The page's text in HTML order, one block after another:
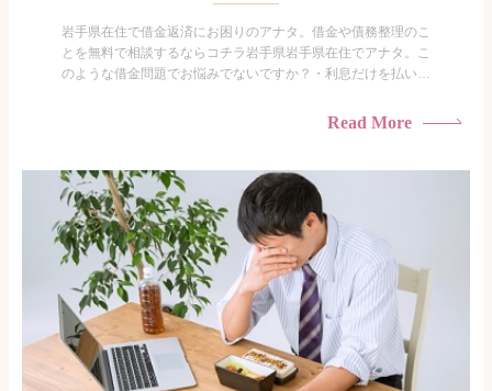
岩手県在住で借金返済にお困りのアナタ。借金や債務整理のこ
とを無料で相談するならコチラ岩手県岩手県在住でアナタ。こ
のような借金問題でお悩みでないですか？・利息だけを払い続
られたくない・借金の催促、取り立てで憂鬱になる。・闇金に
がありま...
Read More